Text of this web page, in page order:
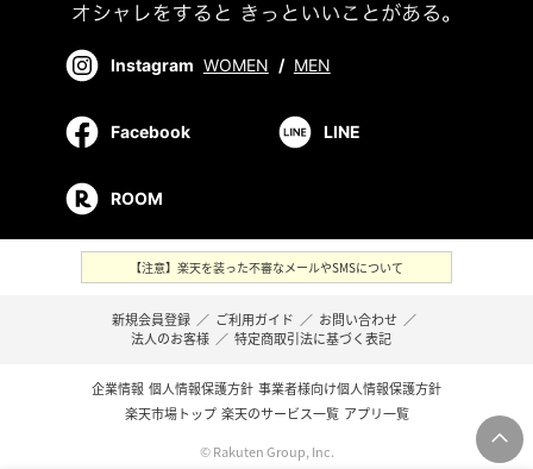
Instagram WOMEN / MEN
Facebook LINE
ROOM
【注意】楽天を装った不審なメールやSMSについて
新規会員登録 ／ ご利用ガイド ／ お問い合わせ ／
法人のお客様 ／ 特定商取引法に基づく表記
企業情報 個人情報保護方針 事業者様向け個人情報保護方針
楽天市場トップ 楽天のサービス一覧 アプリ一覧
© Rakuten Group, Inc.